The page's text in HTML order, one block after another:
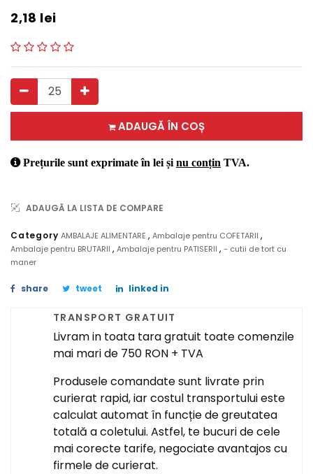
2,18 lei
ADAUGĂ ÎN COȘ
Prețurile sunt exprimate în lei și nu conțin TVA.
ADAUGĂ LA LISTA DE COMPARE
CategoryAMBALAJE ALIMENTARE,Ambalaje pentru COFETARII,
Ambalaje pentru BRUTARII , Ambalaje pentru PATISERII , - cutii de tort cu
maner
share tweet linked in
TRANSPORT GRATUIT
Livram in toata tara gratuit toate comenzile
mai mari de 750 RON + TVA
Produsele comandate sunt livrate prin
curierat rapid, iar costul transportului este
calculat automat în funcție de greutatea
totală a coletului. Astfel, te bucuri de cele
mai corecte tarife, negociate avantajos cu
firmele de curierat.